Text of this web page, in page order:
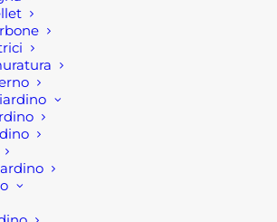
estrarre le solette per
loro aria. Ovviamente
da fonti di calore.
inoltre, prima di sfilare la
slacciare sempre i lacci e le
a strappo, Preferibilmente
un calza scarpe,
alleggerisce
il carico sul